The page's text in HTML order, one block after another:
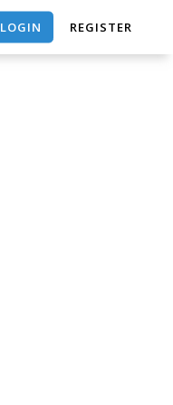
LOGIN REGISTER